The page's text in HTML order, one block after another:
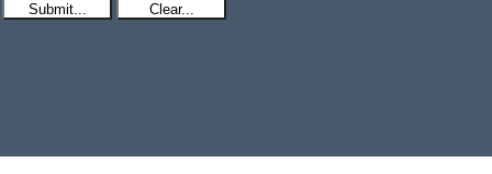
Submit... Clear...